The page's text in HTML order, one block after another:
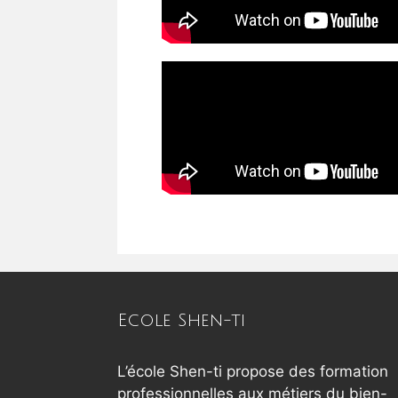
Ecole Shen-ti
L’école Shen-ti propose des formation
professionnelles aux métiers du bien-